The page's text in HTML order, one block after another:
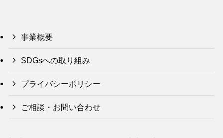
事業概要
SDGsへの取り組み
プライバシーポリシー
ご相談・お問い合わせ